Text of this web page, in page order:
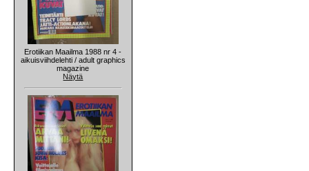
Erotiikan Maailma 1988 nr 4 -
aikuisviihdelehti / adult graphics
magazine
Näytä